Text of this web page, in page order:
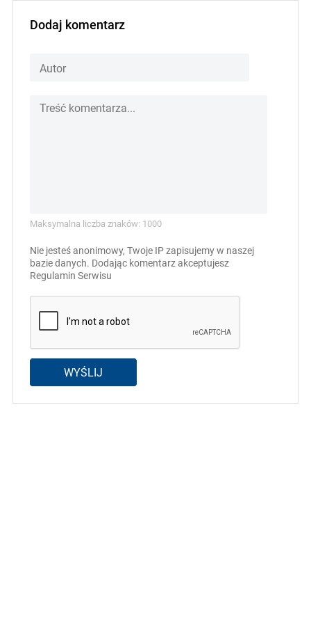
Dodaj komentarz
Maksymalna liczba znaków: 1000
Nie jesteś anonimowy, Twoje IP zapisujemy w naszej
bazie danych. Dodając komentarz akceptujesz
Regulamin Serwisu
WYŚLIJ